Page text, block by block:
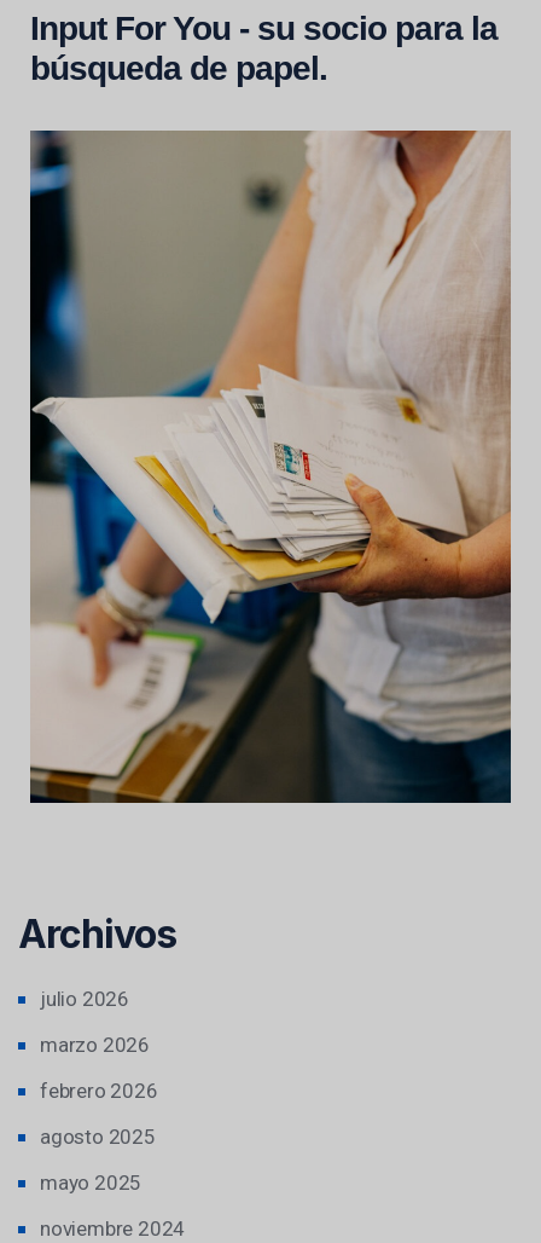
Input For You - su socio para la
búsqueda de papel.
Archivos
julio 2026
marzo 2026
febrero 2026
agosto 2025
mayo 2025
noviembre 2024